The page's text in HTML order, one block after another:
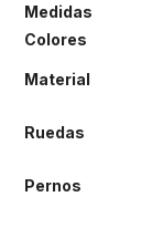
Medidas
Colores
Material
Ruedas
Pernos